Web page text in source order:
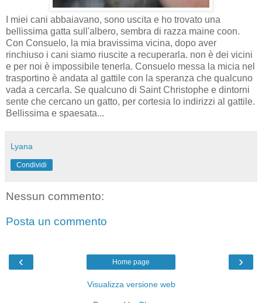
I miei cani abbaiavano, sono uscita e ho trovato una
bellissima gatta sull'albero, sembra di razza maine coon.
Con Consuelo, la mia bravissima vicina, dopo aver
rinchiuso i cani siamo riuscite a recuperarla. non è dei vicini
e per noi è impossibile tenerla. Consuelo messa la micia nel
trasportino è andata al gattile con la speranza che qualcuno
vada a cercarla. Se qualcuno di Saint Christophe e dintorni
sente che cercano un gatto, per cortesia lo indirizzi al gattile.
Bellissima e spaesata...
Lyana
Condividi
Nessun commento:
Posta un commento
‹ ›
Home page
Visualizza versione web